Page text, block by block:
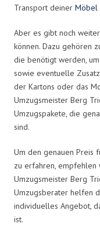
Transport deiner Möbel
Aber es gibt noch
können. Dazu gehören
die benötigt werden,
sowie eventuelle
der Kartons oder das
Umzugsmeister Berg
Umzugspakete, die
sind.
Um den genauen Preis
zu erfahren, empfehlen
Umzugsmeister Berg
Umzugsberater helfen
individuelles Angebot,
ist.